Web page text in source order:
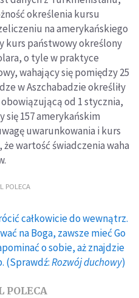
określenia kursu
na amerykańskiego
kurs państwowy określony
o tyle w praktyce
wahający się pomiędzy 25
w Aszchabadzie określiły
od 1 stycznia,
się 157 amerykańskim
uwarunkowania i kurs
wartość świadczenia waha
POLECA
całkowicie do wewnątrz.
na Boga, zawsze mieć Go
o sobie, aż znajdzie
(Sprawdź:Rozwój duchowy)
POLECA